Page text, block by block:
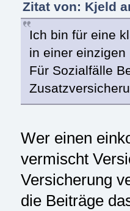
Zitat von: Kjeld
Ich bin für eine
in einer einzigen
Für Sozialfälle
Wer einen
vermischt
Versicherung
die Beiträge